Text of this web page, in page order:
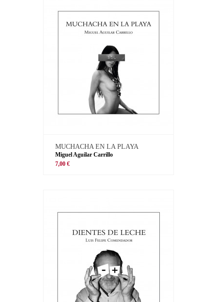
MUCHACHA EN LA PLAYA
Miguel Aguilar Carrillo
7,00 €